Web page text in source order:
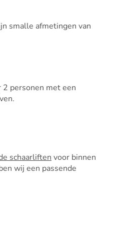
smalle afmetingen van
personen met een
schaarliften voor binnen
wij een passende